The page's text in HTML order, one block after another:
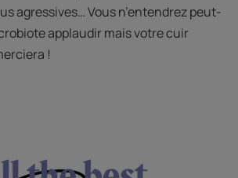
agressives… Vous n’entendrez peut-
applaudir mais votre cuir
!